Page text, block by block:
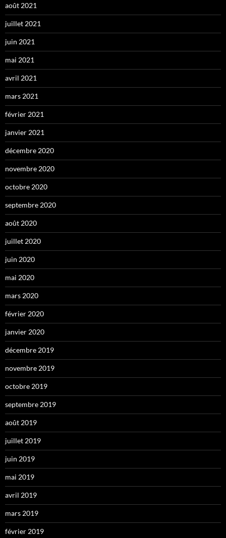
août 2021
juillet 2021
juin 2021
mai 2021
avril 2021
mars 2021
février 2021
janvier 2021
décembre 2020
novembre 2020
octobre 2020
septembre 2020
août 2020
juillet 2020
juin 2020
mai 2020
mars 2020
février 2020
janvier 2020
décembre 2019
novembre 2019
octobre 2019
septembre 2019
août 2019
juillet 2019
juin 2019
mai 2019
avril 2019
mars 2019
février 2019